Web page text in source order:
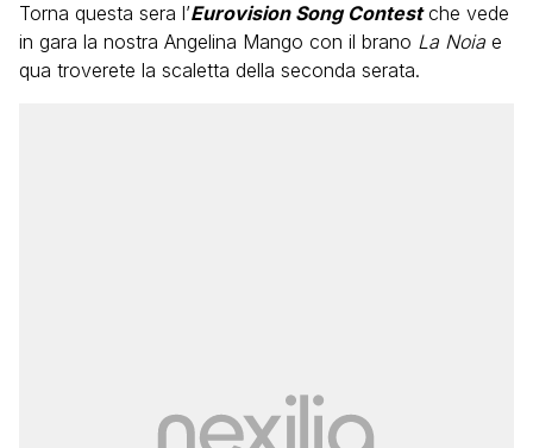
Torna questa sera l’Eurovision Song Contestche vede
in gara la nostra Angelina Mango con il brano La Noia e
qua troverete la scaletta della seconda serata.